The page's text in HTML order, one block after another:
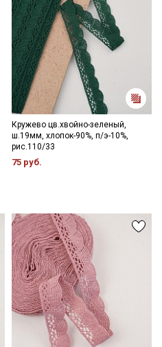
Кружево цв.хвойно-зеленый,
ш.19мм, хлопок-90%, п/э-10%,
рис.110/33
75 руб.